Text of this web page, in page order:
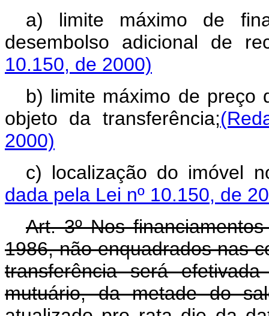
a) limite máximo de
desembolso adicional de
10.150, de 2000)
b) limite máximo de preço
objeto da transferência;
2000)
c) localização do imóvel
dada pela Lei nº 10.150, de
Art. 3º Nos
1986, não enquadrados nas
transferência será
mutuário, da metade do